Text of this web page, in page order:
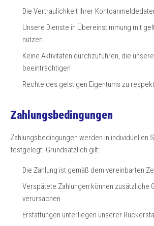
Die Vertraulichkeit Ihrer
Unsere Dienste in Übereinstimmung mit
nutzen
Keine Aktivitäten durchzuführen, die
beeinträchtigen
Rechte des geistigen Eigentums zu
Zahlungsbedingungen
Zahlungsbedingungen werden in individuellen
festgelegt. Grundsätzlich gilt:
Die Zahlung ist gemäß dem vereinbarten
Verspätete Zahlungen können zusätzliche
verursachen
Erstattungen unterliegen unserer